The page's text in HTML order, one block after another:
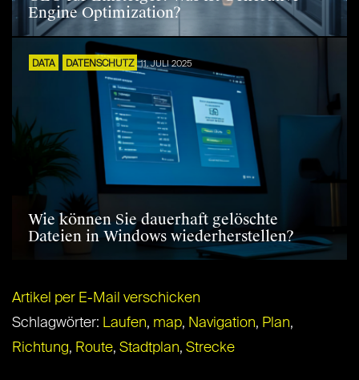
Engine Optimization?
DATA DATENSCHUTZ 11. JULI 2025
Wie können Sie dauerhaft gelöschte
Dateien in Windows wiederherstellen?
Artikel per E-Mail verschicken
Schlagwörter: Laufen, map, Navigation, Plan,
Richtung, Route, Stadtplan, Strecke